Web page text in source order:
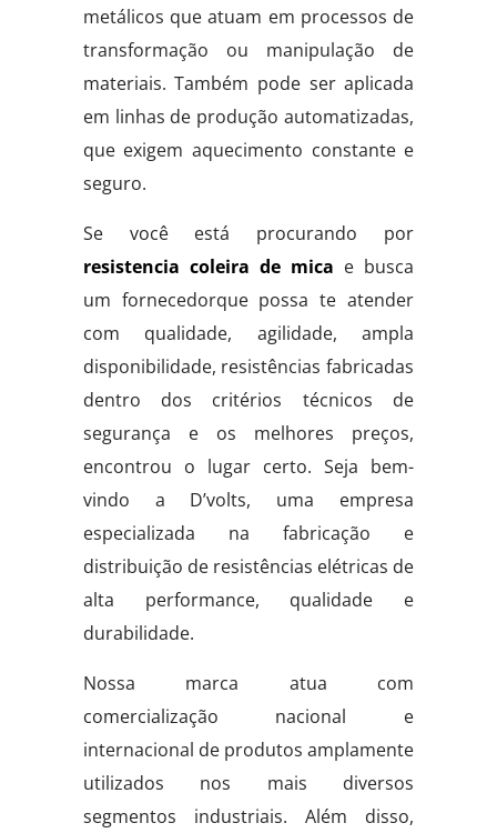
metálicos que atuam em processos de
transformação ou manipulação de
materiais. Também pode ser aplicada
em linhas de produção automatizadas,
que exigem aquecimento constante e
seguro.
Se você está procurando por
resistencia coleira de mica e busca
um fornecedorque possa te atender
com qualidade, agilidade, ampla
disponibilidade, resistências fabricadas
dentro dos critérios técnicos de
segurança e os melhores preços,
encontrou o lugar certo. Seja bem-
vindo a D’volts, uma empresa
especializada na fabricação e
distribuição de resistências elétricas de
alta performance, qualidade e
durabilidade.
Nossa marca atua com
comercialização nacional e
internacional de produtos amplamente
utilizados nos mais diversos
segmentos industriais. Além disso,